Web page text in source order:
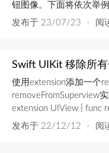
钮图像。下面将依次举
viewDidLoad() { super.viewDidLoad() // 去掉文字只保留返回图
发布于 23/07/23 · 阅
Swift UIKit 移除所
使用extension添加一个
removeFromSuperview
extension UIView { func removeAllSubViews(){ if
发布于 22/12/12 · 阅